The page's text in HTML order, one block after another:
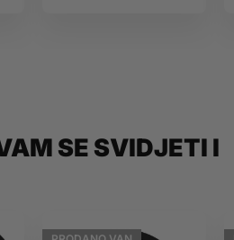
SE SVIDJETI I